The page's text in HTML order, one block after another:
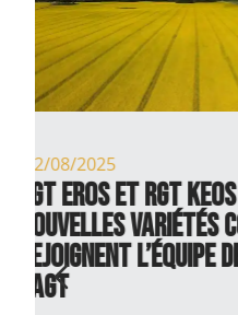
FOURRAGÈRES
TOURNESOL
16/07/2025
Faire le bon
couverts
les choisir